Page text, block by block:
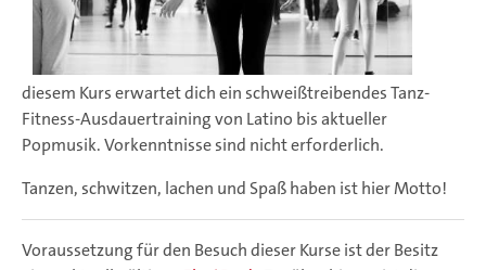
diesem Kurs erwartet dich ein schweißtreibendes Tanz-
Fitness-Ausdauertraining von Latino bis aktueller
Popmusik. Vorkenntnisse sind nicht erforderlich.
Tanzen, schwitzen, lachen und Spaß haben ist hier Motto!
Voraussetzung für den Besuch dieser Kurse ist der Besitz